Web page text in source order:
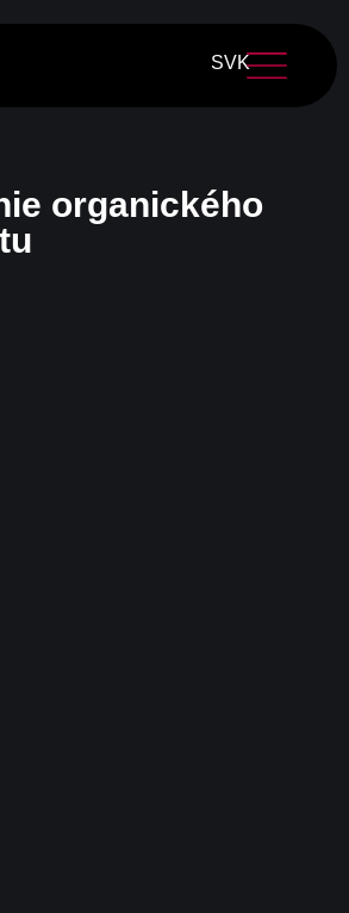
SVK
organického